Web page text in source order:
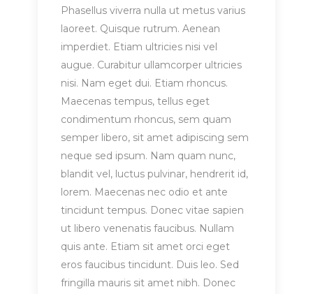
Phasellus viverra nulla ut metus varius
laoreet. Quisque rutrum. Aenean
imperdiet. Etiam ultricies nisi vel
augue. Curabitur ullamcorper ultricies
nisi. Nam eget dui. Etiam rhoncus.
Maecenas tempus, tellus eget
condimentum rhoncus, sem quam
semper libero, sit amet adipiscing sem
neque sed ipsum. Nam quam nunc,
blandit vel, luctus pulvinar, hendrerit id,
lorem. Maecenas nec odio et ante
tincidunt tempus. Donec vitae sapien
ut libero venenatis faucibus. Nullam
quis ante. Etiam sit amet orci eget
eros faucibus tincidunt. Duis leo. Sed
fringilla mauris sit amet nibh. Donec